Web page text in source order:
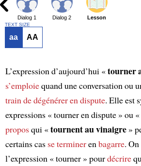
Dialog 1 Dialog 2 Lesson
TEXT SIZE
aa AA
L’expression d’aujourd’hui «tourner
s’emploiequand une conversation ou
train de dégénérer en dispute. Elle est
expressions « tourner en dispute » ou
proposqui «tournent au vinaigre»
certains cas se termineren bagarre.
l’expression « tourner » pourdécrire